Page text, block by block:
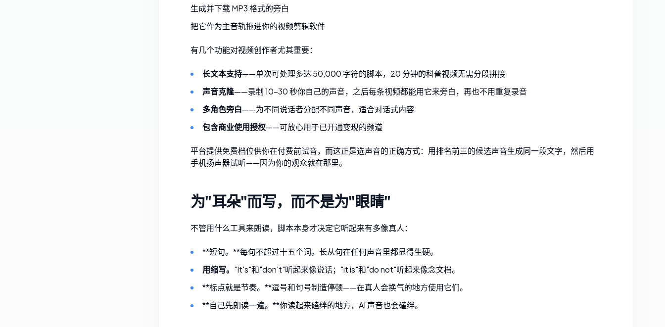
生成并下载 MP3 格式的旁白
把它作为主音轨拖进你的视频剪辑软件
有几个功能对视频创作者尤其重要：
长文本支持——单次可处理多达 50,000 字符的脚本，20 分钟的科普视频无需分段拼接
声音克隆——录制 10–30 秒你自己的声音，之后每条视频都能用它来旁白，再也不用重复录音
多角色旁白——为不同说话者分配不同声音，适合对话式内容
包含商业使用授权——可放心用于已开通变现的频道
平台提供免费档位供你在付费前试音，而这正是选声音的正确方式：用排名前三的候选声音生成同一段文字，然后用
手机扬声器试听——因为你的观众就在那里。
为"耳朵"而写，而不是为"眼睛"
不管用什么工具来朗读，脚本本身才决定它听起来有多像真人：
**短句。**每句不超过十五个词。长从句在任何声音里都显得生硬。
用缩写。 "It's"和"don't"听起来像说话；"it is"和"do not"听起来像念文档。
**标点就是节奏。**逗号和句号制造停顿——在真人会换气的地方使用它们。
**自己先朗读一遍。**你读起来磕绊的地方，AI 声音也会磕绊。